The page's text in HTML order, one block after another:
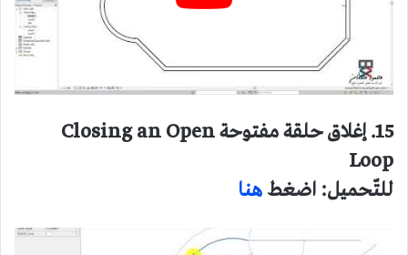
15. إغلاق حلقة مفتوحة Closing an Open
Loop
للتّحميل: اضغطهنا